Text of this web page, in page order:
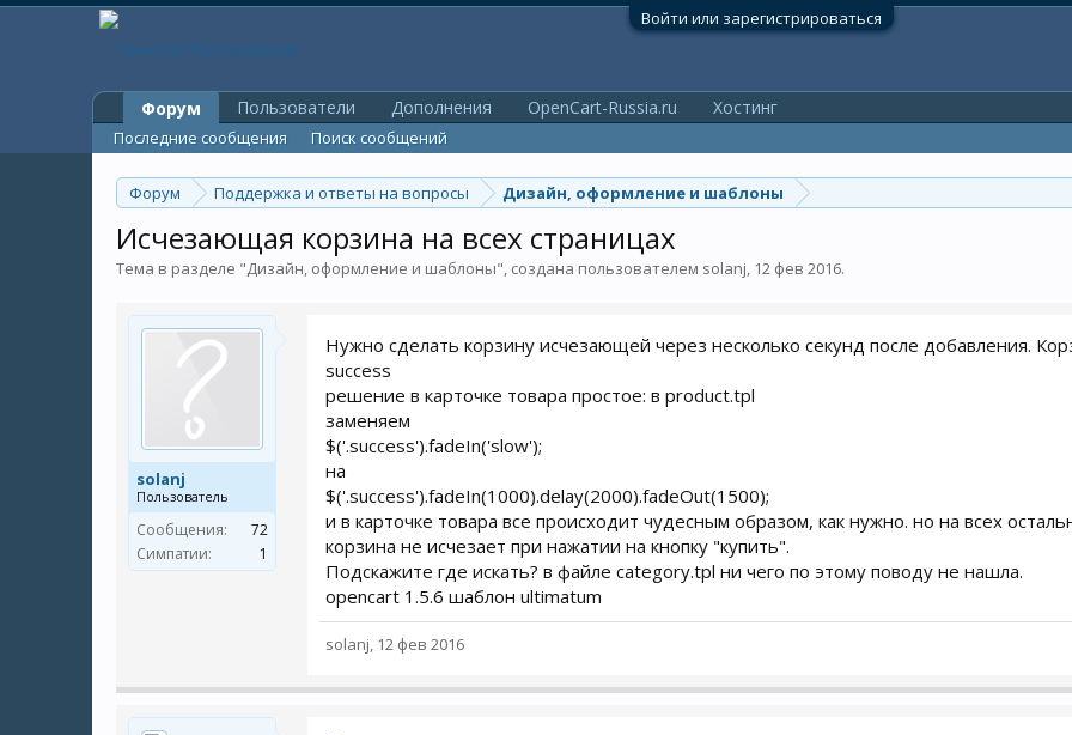
Войти или зарегистрироваться
Форум Поддержка и ответы на вопросы Дизайн, оформление и шаблоны
Исчезающая корзина на всех страницах
Тема в разделе "Дизайн, оформление и шаблоны", создана пользователем solanj, 12 фев 2016.
solanj
Пользователь
Сообщения:
72
Симпатии:
1
Нужно сделать корзину исчезающей через несколько секунд после добавления.
success
решение в карточке товара простое: в product.tpl
заменяем
$('.success').fadeIn('slow');
на
$('.success').fadeIn(1000).delay(2000).fadeOut(1500);
и в карточке товара все происходит чудесным образом, как нужно. но на всех
корзина не исчезает при нажатии на кнопку "купить".
Подскажите где искать? в файле category.tpl ни чего по этому поводу не нашла.
opencart 1.5.6 шаблон ultimatum
solanj, 12 фев 2016
Форум
Последние сообщения Поиск сообщений
Пользователи Дополнения OpenCart-Russia.ru Хостинг